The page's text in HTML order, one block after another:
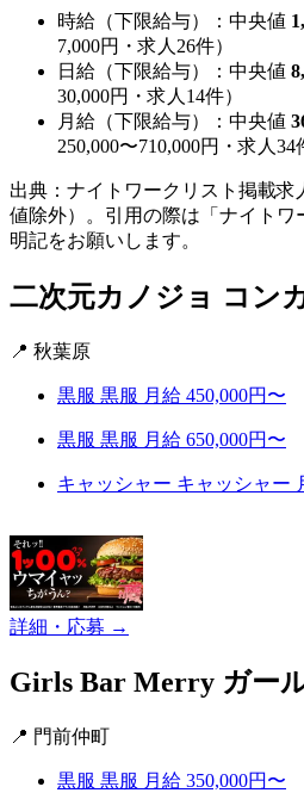
時給（下限給与）：中央値
7,000円・求人26件）
日給（下限給与）：中央値
30,000円・求人14件）
月給（下限給与）：中央値
250,000〜710,000円・求人34
出典：ナイトワークリスト掲載求
値除外）。引用の際は「ナイト
明記をお願いします。
二次元カノジョ コン
📍 秋葉原
黒服 黒服 月給 450,000円〜
黒服 黒服 月給 650,000円〜
キャッシャー キャッシャー
詳細・応募 →
Girls Bar Merry ガー
📍 門前仲町
黒服 黒服 月給 350,000円〜